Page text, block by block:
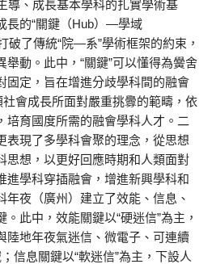
導、成長基本學科的扎實學術基
長的“關鍵（Hub）—學域
破了傳統“院—系”學術框架的約束，
動。此中，“關鍵”可以懂得為黌舍
固定，旨在增進分歧學科間的融會
社會成長所面對嚴重挑釁的範疇，依
培育國度所需的融會學科人才。二
表現了多學科會聚的理念，從思想
思想，以更好回應時期和人類面對
進學科穿插融會，增進新興學科和
夜（廣州）建立了效能、信息、
此中，效能關鍵以“硬迷信”為主，
陸地年夜氣迷信、微電子、可連續
信息關鍵以“軟迷信”為主，下設人